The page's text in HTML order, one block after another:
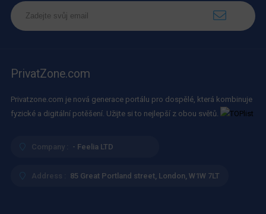
PrivatZone.com
Privatzone.com je nová generace portálu pro dospělé, která kombinuje
fyzické a digitální potěšení. Užijte si to nejlepší z obou světů.
Company : - Feelia LTD
Address : 85 Great Portland street, London, W1W 7LT